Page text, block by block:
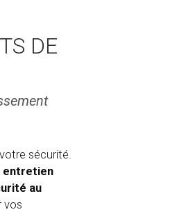
DE
sécurité.
entretien
au
vos